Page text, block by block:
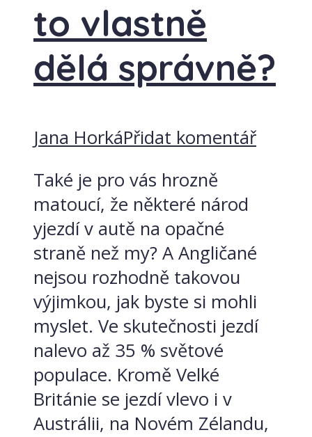
to vlastně
dělá správně?
Jana HorkáPřidat komentář
Také je pro vás hrozně
matoucí, že některé národ
yjezdí v autě na opačné
straně než my? A Angličané
nejsou rozhodně takovou
výjimkou, jak byste si mohli
myslet. Ve skutečnosti jezdí
nalevo až 35 % světové
populace. Kromě Velké
Británie se jezdí vlevo i v
Austrálii, na Novém Zélandu,